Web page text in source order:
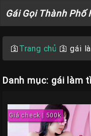
Gái Gọi Thành Phố
Gái
Thành
Phố
Huế
×
Trang
Chủ
🛐 Trang chủ 🛐gái
Danh mục: gái làm
Giá check | 500k